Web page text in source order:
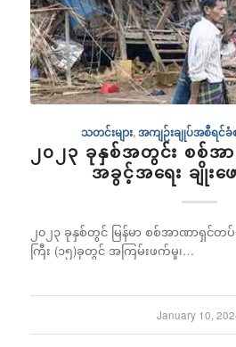
သတင်းများ,အကျဉ်းချုပ်အစီရင်ခံ
၂၀၂၃ ခုနှစ်အတွင်း စစ်
အခွင့်အရေး ချိုးဖေ
၂၀၂၃ ခုနှစ်တွင် မြန်မာ စစ်အာဏာရှင်
ကြီး (၁၅)ခုတွင် အကြမ်းဖက်မှု၊…
January 10,